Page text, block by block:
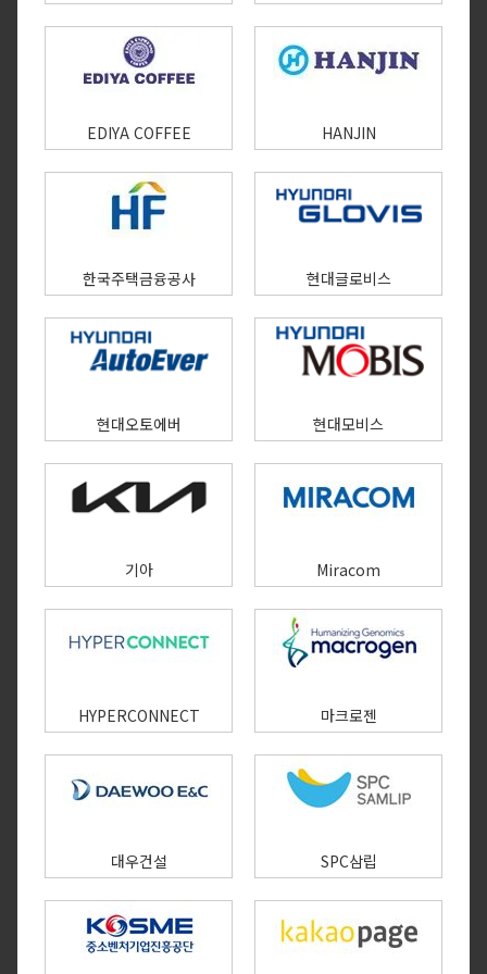
EDIYA COFFEE HANJIN
한국주택금융공사 현대글로비스
현대오토에버 현대모비스
기아 Miracom
HYPERCONNECT 마크로젠
대우건설 SPC삼립